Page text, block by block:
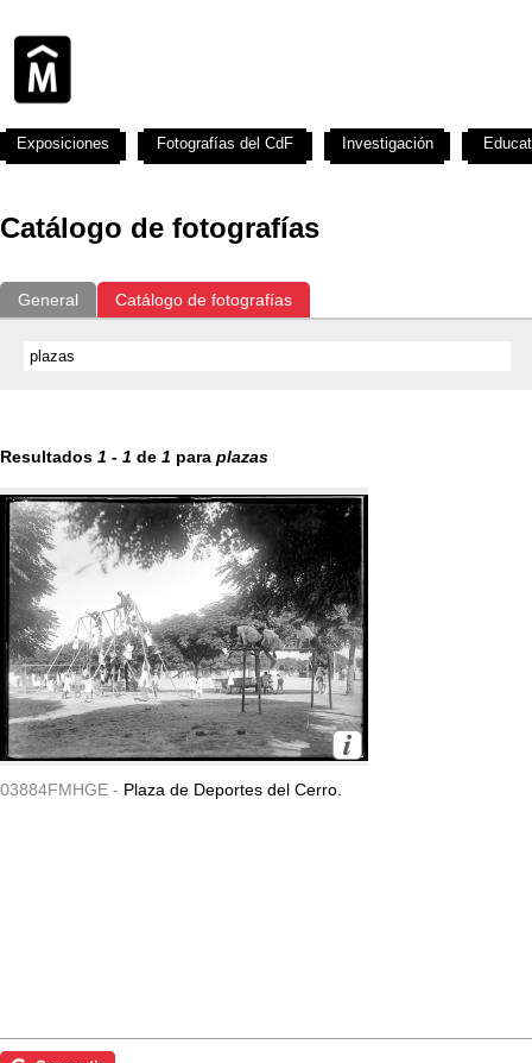
Catálogo de fotografías
General Catálogo de fotografías
Resultados 1 - 1 de 1 para plazas
03884FMHGE - Plaza de Deportes del Cerro.
Exposiciones Fotografías del CdF Investigación